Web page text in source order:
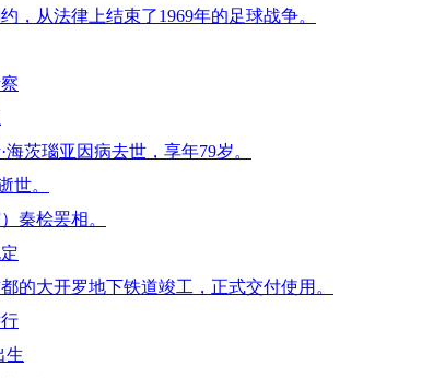
，从法律上结束了1969年的足球战争。
茨瑙亚因病去世，享年79岁。
世。
秦桧罢相。
的大开罗地下铁道竣工，正式交付使用。
生